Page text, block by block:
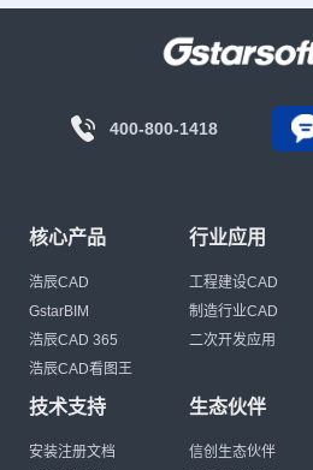
400-800-1418
核心产品
浩辰CAD
GstarBIM
浩辰CAD 365
浩辰CAD看图王
行业应用
工程建设CAD
制造行业CAD
二次开发应用
技术支持
安装注册文档
生态伙伴
信创生态伙伴